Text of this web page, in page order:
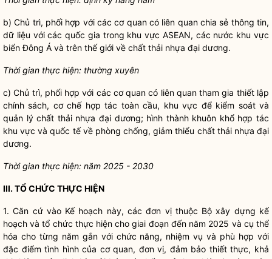
b) Chủ trì, phối hợp với các cơ quan có liên quan chia sẻ thông tin,
dữ liệu với cácquốc gia trong khu vực ASEAN, các nước khu vực
biển Đông Á và trên thế giới về chất thải nhựa đại dương.
Thời gian thực hiện: thường xuyên
c) Chủ trì, phối hợp với các cơ quan có liên quan tham gia thiết lập
chính sách, cơ chế hợp tác toàn cầu, khu vực để kiểm soát và
quản lý chất thải nhựa đại dương; hình thành khuôn khổ hợp tác
khu vực và quốc tế về phòng chống, giảm thiểu chất thải nhựa đại
dương.
Thời gian thực hiện: năm 2025 - 2030
III. TỔ CHỨC THỰC HIỆN
1. Căn cứ vào Kế hoạch này, các đơn vị thuộc Bộ xây dựng kế
hoạch và tổ chức thực hiện cho giai đoạn đến năm 2025 và cụ thể
hóa cho từng năm gắn với chức năng, nhiệm vụ và phù hợp với
đặc điểm tình hình của cơ quan, đơn vị, đảm bảo thiết thực, khả